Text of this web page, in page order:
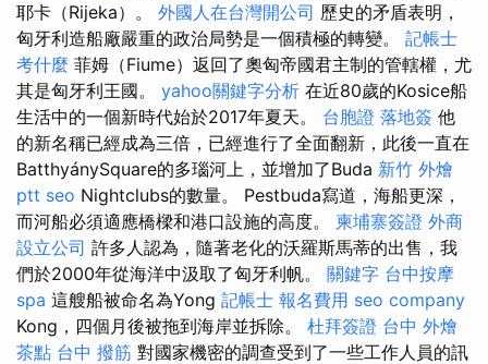
耶卡（Rijeka）。 外國人在台灣開公司 歷史的矛盾表明，
匈牙利造船廠嚴重的政治局勢是一個積極的轉變。 記帳士
考什麼 菲姆（Fiume）返回了奧匈帝國君主制的管轄權，尤
其是匈牙利王國。 yahoo關鍵字分析 在近80歲的Kosice船
生活中的一個新時代始於2017年夏天。 台胞證 落地簽 他
的新名稱已經成為三倍，已經進行了全面翻新，此後一直在
BatthyánySquare的多瑙河上，並增加了Buda 新竹 外燴
ptt seo Nightclubs的數量。 Pestbuda寫道，海船更深，
而河船必須適應橋樑和港口設施的高度。 柬埔寨簽證 外商
設立公司 許多人認為，隨著老化的沃羅斯馬蒂的出售，我
們於2000年從海洋中汲取了匈牙利帆。 關鍵字 台中按摩
spa 這艘船被命名為Yong 記帳士 報名費用 seo company
Kong，四個月後被拖到海岸並拆除。 杜拜簽證 台中 外燴
茶點 台中 撥筋 對國家機密的調查受到了一些工作人員的訊